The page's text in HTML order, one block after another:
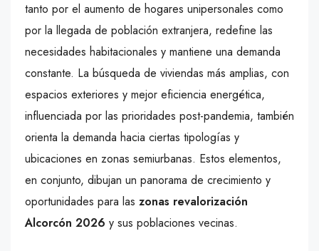
tanto por el aumento de hogares unipersonales como
por la llegada de población extranjera, redefine las
necesidades habitacionales y mantiene una demanda
constante. La búsqueda de viviendas más amplias, con
espacios exteriores y mejor eficiencia energética,
influenciada por las prioridades post-pandemia, también
orienta la demanda hacia ciertas tipologías y
ubicaciones en zonas semiurbanas. Estos elementos,
en conjunto, dibujan un panorama de crecimiento y
oportunidades para las zonas revalorización
Alcorcón 2026 y sus poblaciones vecinas.